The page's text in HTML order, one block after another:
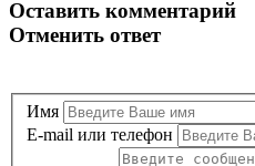
Оставить комментарий
Отменить ответ
Имя
E-mail или телефон